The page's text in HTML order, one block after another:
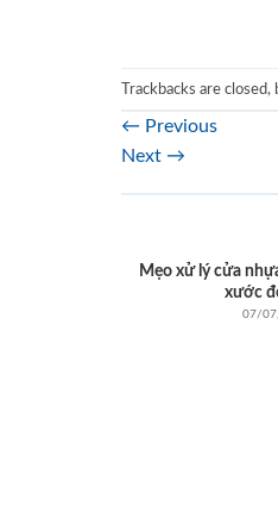
Trackbacks are closed,
← Previous
Next →
Mẹo xử lý cửa
xước
07/